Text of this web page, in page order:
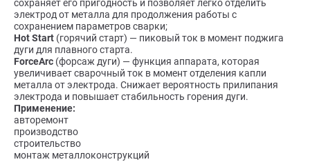
сохраняет его пригодность и позволяет легко отделить
электрод от металла для продолжения работы с
сохранением параметров сварки;
Hot Start (горячий старт) — пиковый ток в момент поджига
дуги для плавного старта.
ForceArc (форсаж дуги) — функция аппарата, которая
увеличивает сварочный ток в момент отделения капли
металла от электрода. Снижает вероятность прилипания
электрода и повышает стабильность горения дуги.
Применение:
авторемонт
производство
строительство
монтаж металлоконструкций